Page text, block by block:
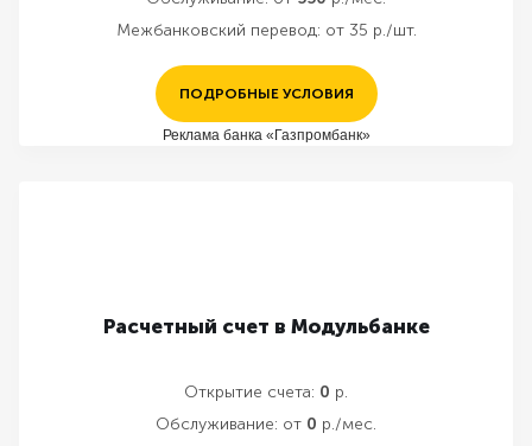
Межбанковский перевод: от 35 р./шт.
ПОДРОБНЫЕ УСЛОВИЯ
Реклама банка «Газпромбанк»
Расчетный счет в Модульбанке
Открытие счета: 0 р.
Обслуживание: от 0 р./мес.